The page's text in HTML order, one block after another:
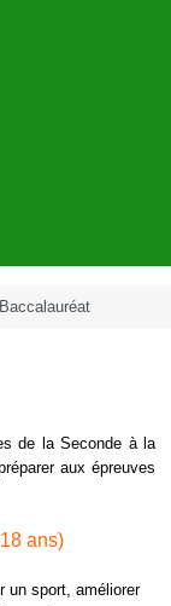
de la Seconde à la
aux épreuves
ans)
un sport, améliorer